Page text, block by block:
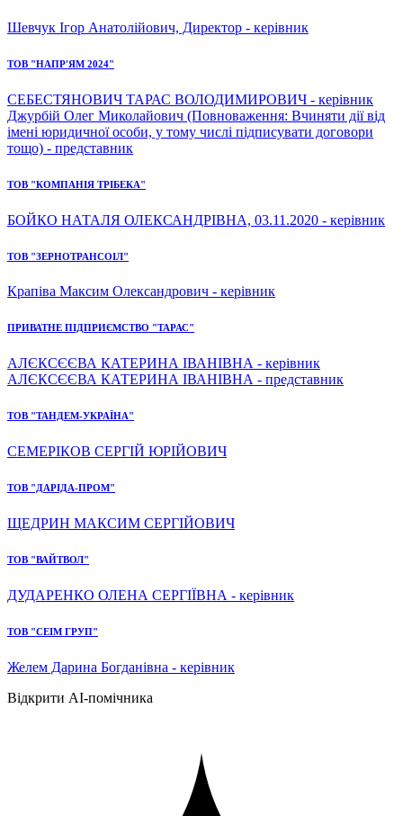
Шевчук Ігор Анатолійович, Директор - керівник
ТОВ "НАПР'ЯМ 2024"
СЕБЕСТЯНОВИЧ ТАРАС ВОЛОДИМИРОВИЧ - керівник
Джурбій Олег Миколайович (Повноваження: Вчиняти дії від
імені юридичної особи, у тому числі підписувати договори
тощо) - представник
ТОВ "КОМПАНІЯ ТРІБЕКА"
БОЙКО НАТАЛЯ ОЛЕКСАНДРІВНА, 03.11.2020 - керівник
ТОВ "ЗЕРНОТРАНСОІЛ"
Крапіва Максим Олександрович - керівник
ПРИВАТНЕ ПІДПРИЄМСТВО "ТАРАС"
АЛЄКСЄЄВА КАТЕРИНА ІВАНІВНА - керівник
АЛЄКСЄЄВА КАТЕРИНА ІВАНІВНА - представник
ТОВ "ТАНДЕМ-УКРАЇНА"
СЕМЕРІКОВ СЕРГІЙ ЮРІЙОВИЧ
ТОВ "ДАРІДА-ПРОМ"
ЩЕДРИН МАКСИМ СЕРГІЙОВИЧ
ТОВ "ВАЙТВОЛ"
ДУДАРЕНКО ОЛЕНА СЕРГІЇВНА - керівник
ТОВ "СЕІМ ГРУП"
Желем Дарина Богданівна - керівник
Відкрити AI-помічника